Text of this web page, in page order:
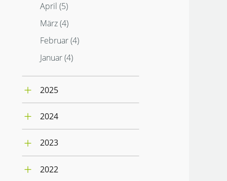
April (5)
März (4)
Februar (4)
Januar (4)
2025
Oktober (2)
August (5)
2024
November (5)
Oktober (5)
2023
November (4)
2022